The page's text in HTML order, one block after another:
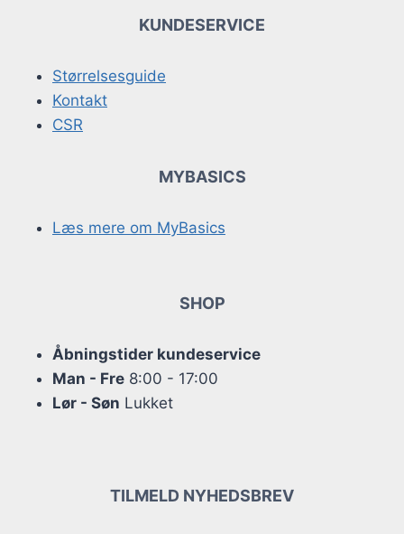
KUNDESERVICE
Størrelsesguide
Kontakt
CSR
MYBASICS
Læs mere om MyBasics
SHOP
Åbningstider kundeservice
Man - Fre 8:00 - 17:00
Lør - Søn Lukket
TILMELD NYHEDSBREV